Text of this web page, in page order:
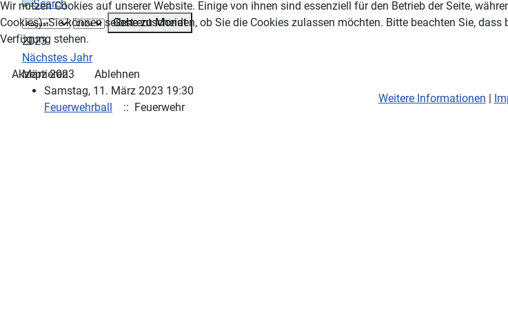
Gehe zu Monat
2023
Nächstes Jahr
März 2023
Samstag, 11. März 2023 19:30
Feuerwehrball
:: Feuerwehr
Wir nutzen Cookies auf unserer Website. Einige von ihnen sind essenziell für den Betrieb der Seite,
Cookies). Sie können selbst entscheiden, ob Sie die Cookies zulassen möchten. Bitte beachten Sie,
Verfügung stehen.
Akzeptieren
Ablehnen
Weitere Informationen |